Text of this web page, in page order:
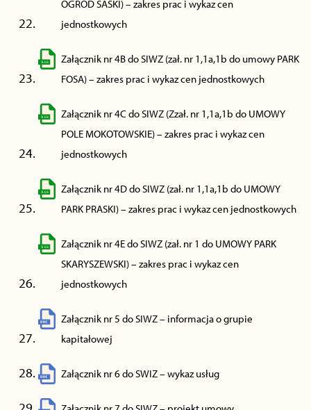
OGRÓD SASKI) – zakres prac i wykaz cen
jednostkowych
Załącznik nr 4B do SIWZ (zał. nr 1,1a,1b do umowy PARK
FOSA) – zakres prac i wykaz cen jednostkowych
Załącznik nr 4C do SIWZ (Zzał. nr 1,1a,1b do UMOWY
POLE MOKOTOWSKIE) – zakres prac i wykaz cen
jednostkowych
Załącznik nr 4D do SIWZ (zał. nr 1,1a,1b do UMOWY
PARK PRASKI) – zakres prac i wykaz cen jednostkowych
Załącznik nr 4E do SIWZ (zał. nr 1 do UMOWY PARK
SKARYSZEWSKI) – zakres prac i wykaz cen
jednostkowych
Załącznik nr 5 do SIWZ – informacja o grupie
kapitałowej
Załącznik nr 6 do SWIZ – wykaz usług